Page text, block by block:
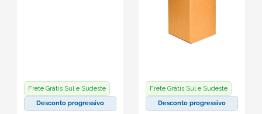
Frete Grátis Sul e Sudeste
Desconto progressivo
Frete Grátis Sul e Sudeste
Desconto progressivo